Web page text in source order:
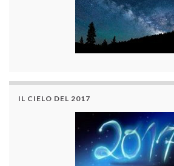
IL CIELO DEL 2017